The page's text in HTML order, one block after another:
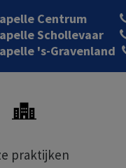
Centrum
Schollevaar
's-Gravenland
praktijken